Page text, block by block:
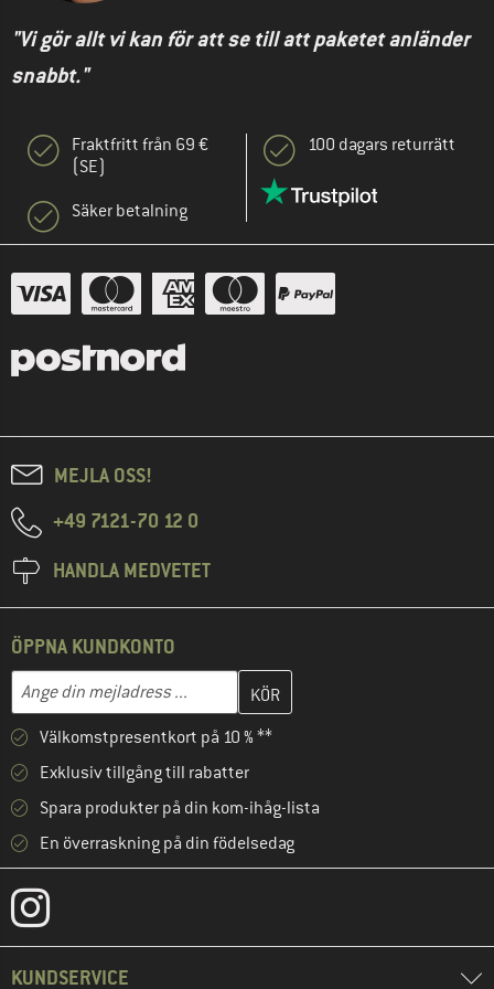
"Vi gör allt vi kan för att se till att paketet anländer
snabbt."
Fraktfritt från 69 €
(SE)
Säker betalning
100 dagars returrätt
MEJLA OSS!
+49 7121-70 12 0
HANDLA MEDVETET
ÖPPNA KUNDKONTO
Mejladress
Skriv in din e-postadress här och skapa ditt kundkonto i nästa
Välkomstpresentkort på 10 % **
Exklusiv tillgång till rabatter
Spara produkter på din kom-ihåg-lista
En överraskning på din födelsedag
KUNDSERVICE